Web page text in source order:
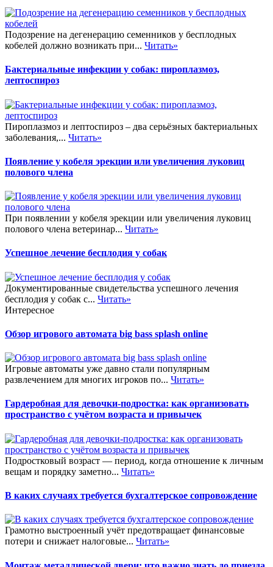
Подозрение на дегенерацию семенников у бесплодных
кобелей должно возникать при... Читать»
Бактериальные инфекции у собак: пироплазмоз,
лептоспироз
Пироплазмоз и лептоспироз – два серьёзных бактериальных
заболевания,... Читать»
Появление у кобеля эрекции или увеличения луковиц
полового члена
При появлении у кобеля эрекции или увеличения луковиц
полового члена ветеринар... Читать»
Успешное лечение бесплодия у собак
Документированные свидетельства успешного лечения
бесплодия у собак с... Читать»
Интересное
Обзор игрового автомата big bass splash online
Игровые автоматы уже давно стали популярным
развлечением для многих игроков по... Читать»
Гардеробная для девочки-подростка: как организовать
пространство с учётом возраста и привычек
Подростковый возраст — период, когда отношение к личным
вещам и порядку заметно... Читать»
В каких случаях требуется бухгалтерское сопровождение
Грамотно выстроенный учёт предотвращает финансовые
потери и снижает налоговые... Читать»